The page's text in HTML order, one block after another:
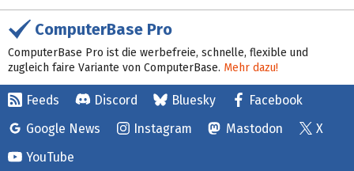
ComputerBase Pro
ComputerBase Pro ist die werbefreie, schnelle, flexible und
zugleich faire Variante von ComputerBase. Mehr dazu!
Feeds Discord Bluesky
Facebook
Google News
Instagram Mastodon
X
YouTube